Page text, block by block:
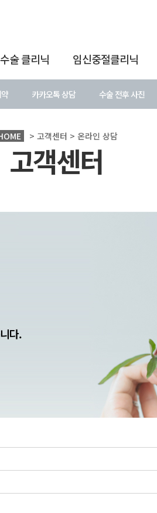
술 클리닉 임신중절클리닉
카카오톡 상담 수술 전후 사진
> 고객센터 > 온라인 상담
고객센터
다.